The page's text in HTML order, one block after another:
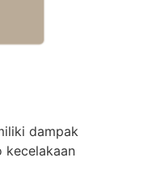
dampak
kecelakaan